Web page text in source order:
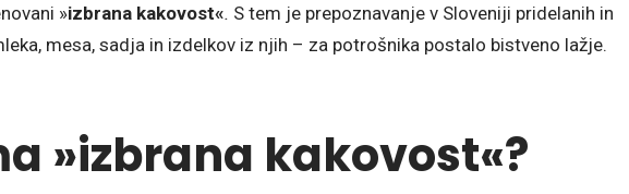
»izbrana kakovost«. S tem je prepoznavanje v Sloveniji pridelanih in
mesa, sadja in izdelkov iz njih – za potrošnika postalo bistveno lažje.
»izbrana kakovost«?